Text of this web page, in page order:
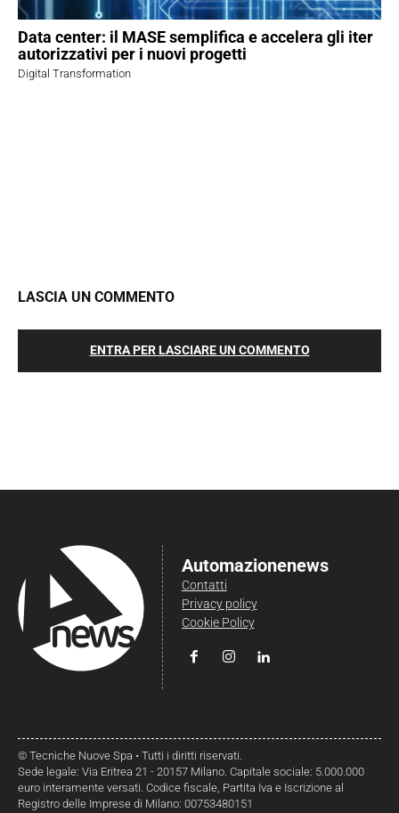
Data center: il MASE semplifica e accelera gli iter
autorizzativi per i nuovi progetti
Digital Transformation
LASCIA UN COMMENTO
ENTRA PER LASCIARE UN COMMENTO
Automazionenews
Contatti
Privacy policy
Cookie Policy
© Tecniche Nuove Spa • Tutti i diritti riservati.
Sede legale: Via Eritrea 21 - 20157 Milano. Capitale sociale: 5.000.000
euro interamente versati. Codice fiscale, Partita Iva e Iscrizione al
Registro delle Imprese di Milano: 00753480151